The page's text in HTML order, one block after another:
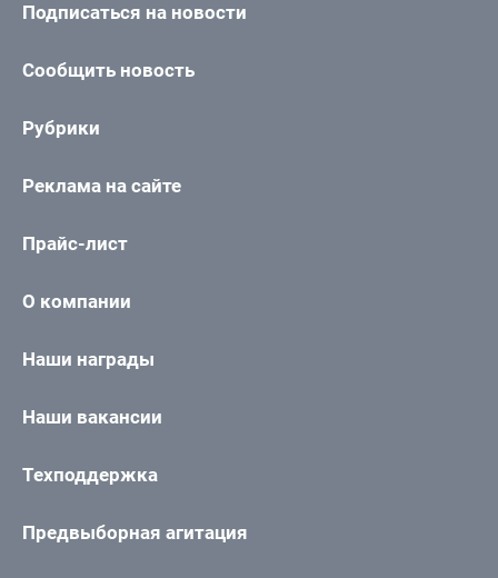
Подписаться на новости
Сообщить новость
Рубрики
Реклама на сайте
Прайс-лист
О компании
Наши награды
Наши вакансии
Техподдержка
Предвыборная агитация